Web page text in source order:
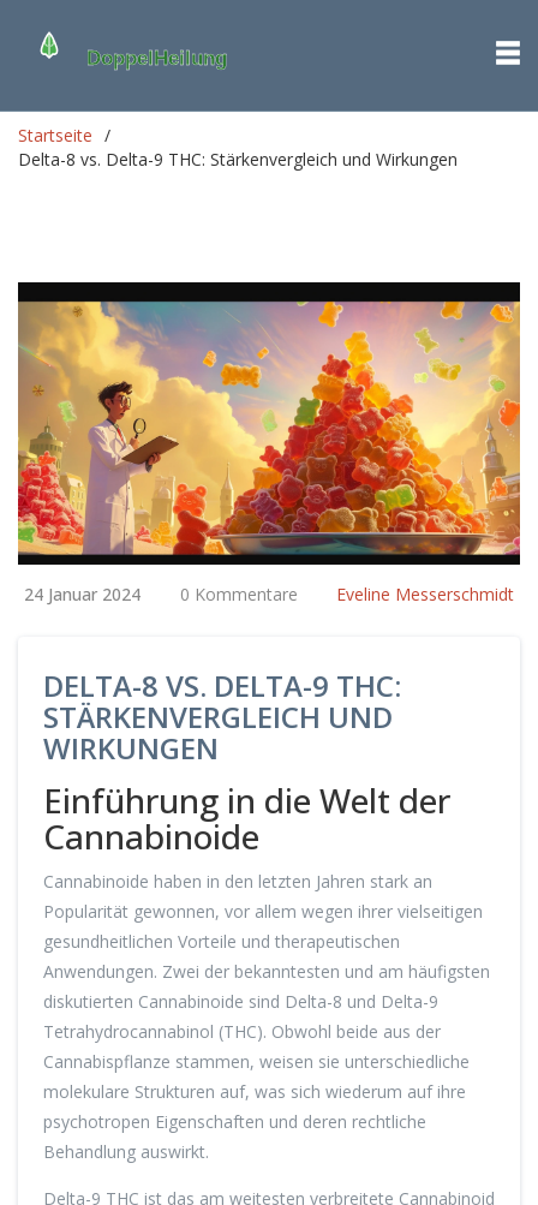
Startseite
Delta-8 vs. Delta-9 THC: Stärkenvergleich und Wirkungen
24 Januar 2024 0 Kommentare Eveline Messerschmidt
DELTA-8 VS. DELTA-9 THC:
STÄRKENVERGLEICH UND
WIRKUNGEN
Einführung in die Welt der
Cannabinoide
Cannabinoide haben in den letzten Jahren stark an
Popularität gewonnen, vor allem wegen ihrer vielseitigen
gesundheitlichen Vorteile und therapeutischen
Anwendungen. Zwei der bekanntesten und am häufigsten
diskutierten Cannabinoide sind Delta-8 und Delta-9
Tetrahydrocannabinol (THC). Obwohl beide aus der
Cannabispflanze stammen, weisen sie unterschiedliche
molekulare Strukturen auf, was sich wiederum auf ihre
psychotropen Eigenschaften und deren rechtliche
Behandlung auswirkt.
Delta-9 THC ist das am weitesten verbreitete Cannabinoid